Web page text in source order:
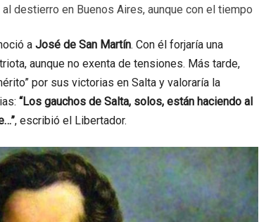
destierro en Buenos Aires, aunque con el tiempo
a José de San Martín. Con él forjaría una
aunque no exenta de tensiones. Más tarde,
por sus victorias en Salta y valoraría la
“Los gauchos de Salta, solos, están haciendo al
, escribió el Libertador.